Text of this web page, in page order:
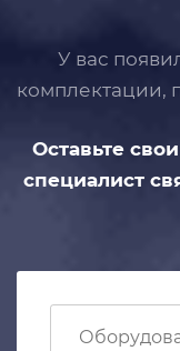
У вас
комплектации,
Оставьте
специалист